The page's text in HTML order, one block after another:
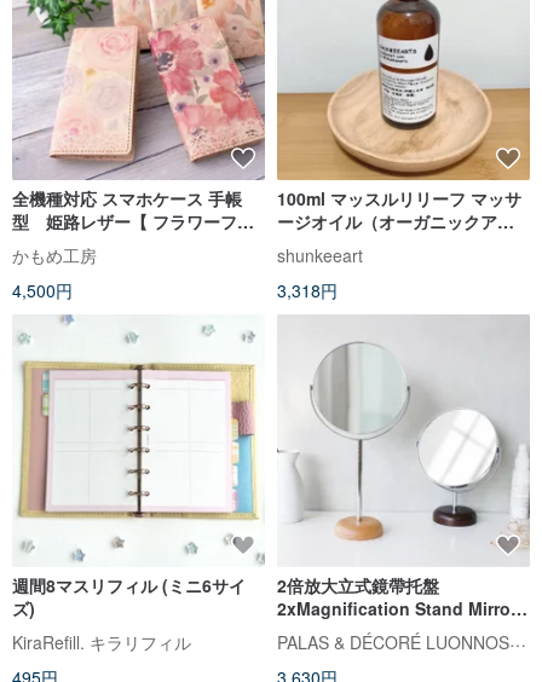
全機種対応 スマホケース 手帳
型 姫路レザー【 フラワーフェ
ミニン 】革 本革 レザー iPhone
Xperia IO01K
かもめ工房
4,500円
100ml マッスルリリーフ マッサ
ージオイル（オーガニックアル
ニカ、ブラックペッパー、グレ
ープフルーツ）
shunkeeart
3,318円
週間8マスリフィル (ミニ6サイ
ズ)
KiraRefill. キラリフィル
495円
2倍放大立式鏡帶托盤
2xMagnification Stand Mirror
with Wood Base 2倍拡大スタン
ドミラー 日本製
PALAS & DÉCORÉ LUONNOS パラデック
3,630円